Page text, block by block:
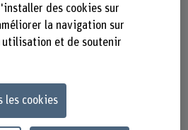
des cookies sur
la navigation sur
utilisation et de soutenir
les cookies